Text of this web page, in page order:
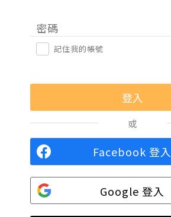
密碼
記住我的帳號
或
Facebook 登入
Google 登入